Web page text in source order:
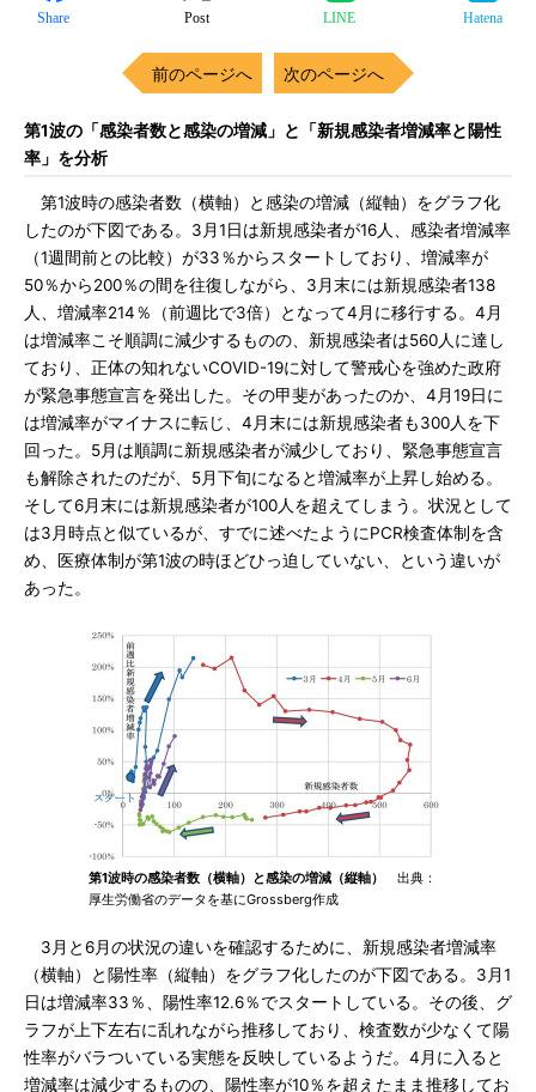
Share Post LINE Hatena
前のページへ 次のページへ
第1波の「感染者数と感染の増減」と「新規感染者増減率と陽性
率」を分析
第1波時の感染者数（横軸）と感染の増減（縦軸）をグラフ化
したのが下図である。3月1日は新規感染者が16人、感染者増減率
（1週間前との比較）が33％からスタートしており、増減率が
50％から200％の間を往復しながら、3月末には新規感染者138
人、増減率214％（前週比で3倍）となって4月に移行する。4月
は増減率こそ順調に減少するものの、新規感染者は560人に達し
ており、正体の知れないCOVID-19に対して警戒心を強めた政府
が緊急事態宣言を発出した。その甲斐があったのか、4月19日に
は増減率がマイナスに転じ、4月末には新規感染者も300人を下
回った。5月は順調に新規感染者が減少しており、緊急事態宣言
も解除されたのだが、5月下旬になると増減率が上昇し始める。
そして6月末には新規感染者が100人を超えてしまう。状況として
は3月時点と似ているが、すでに述べたようにPCR検査体制を含
め、医療体制が第1波の時ほどひっ迫していない、という違いが
あった。
第1波時の感染者数（横軸）と感染の増減（縦軸）
出典：
厚生労働省のデータを基にGrossberg作成
3月と6月の状況の違いを確認するために、新規感染者増減率
（横軸）と陽性率（縦軸）をグラフ化したのが下図である。3月1
日は増減率33％、陽性率12.6％でスタートしている。その後、グ
ラフが上下左右に乱れながら推移しており、検査数が少なくて陽
性率がバラついている実態を反映しているようだ。4月に入ると
増減率は減少するものの、陽性率が10％を超えたまま推移してお